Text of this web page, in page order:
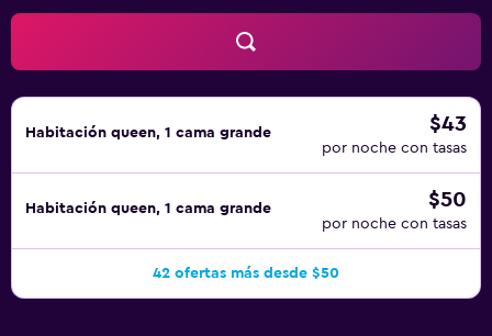
Habitación queen, 1 cama grande $43
por noche con tasas
Habitación queen, 1 cama grande $50
por noche con tasas
42 ofertas más desde $50